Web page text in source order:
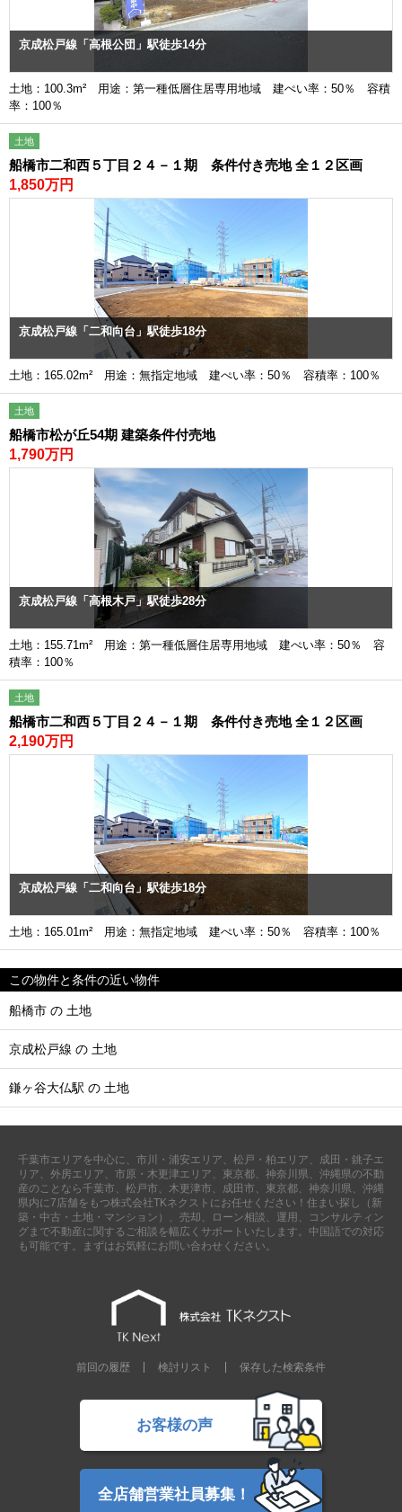
京成松戸線「高根公団」駅徒歩14分
土地：100.3m² 用途：第一種低層住居専用地域 建ぺい率：50％ 容積
率：100％
土地
船橋市二和西５丁目２４－１期 条件付き売地 全１２区画
1,850万円
京成松戸線「二和向台」駅徒歩18分
土地：165.02m² 用途：無指定地域 建ぺい率：50％ 容積率：100％
土地
船橋市松が丘54期 建築条件付売地
1,790万円
京成松戸線「高根木戸」駅徒歩28分
土地：155.71m² 用途：第一種低層住居専用地域 建ぺい率：50％ 容
積率：100％
土地
船橋市二和西５丁目２４－１期 条件付き売地 全１２区画
2,190万円
京成松戸線「二和向台」駅徒歩18分
土地：165.01m² 用途：無指定地域 建ぺい率：50％ 容積率：100％
この物件と条件の近い物件
船橋市 の 土地
京成松戸線 の 土地
鎌ヶ谷大仏駅 の 土地
千葉市エリアを中心に、市川・浦安エリア、松戸・柏エリア、成田・銚子エ
リア、外房エリア、市原・木更津エリア、東京都、神奈川県、沖縄県の不動
産のことなら千葉市、松戸市、木更津市、成田市、東京都、神奈川県、沖縄
県内に7店舗をもつ株式会社TKネクストにお任せください！住まい探し（新
築・中古・土地・マンション）、売却、ローン相談、運用、コンサルティン
グまで不動産に関するご相談を幅広くサポートいたします。中国語での対応
も可能です。まずはお気軽にお問い合わせください。
前回の履歴 検討リスト 保存した検索条件
お客様の声
全店舗営業社員募集！